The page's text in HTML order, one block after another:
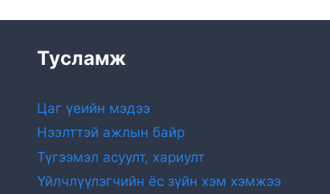
Тусламж
Цаг үеийн мэдээ
Нээлттэй ажлын байр
Түгээмэл асуулт, хариулт
Үйлчлүүлэгчийн ёс зүйн хэм хэмжээ